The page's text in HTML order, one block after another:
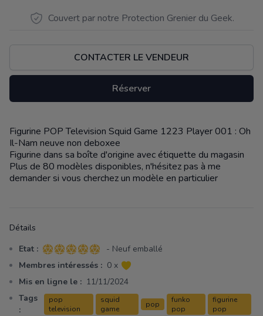
Couvert par notre Protection Grenier du Geek.
CONTACTER LE VENDEUR
Réserver
Description
Figurine POP Television Squid Game 1223 Player 001 : Oh
Il-Nam neuve non deboxee
Figurine dans sa boîte d'origine avec étiquette du magasin
Plus de 80 modèles disponibles, n'hésitez pas à me
demander si vous cherchez un modèle en particulier
Détails
Etat : 5 sur 5 étoiles
- Neuf emballé
Membres intéressés : 0 x
Mis en ligne le : 11/11/2024
Tags
:
pop
television
squid
game
pop
funko
pop
figurine
pop